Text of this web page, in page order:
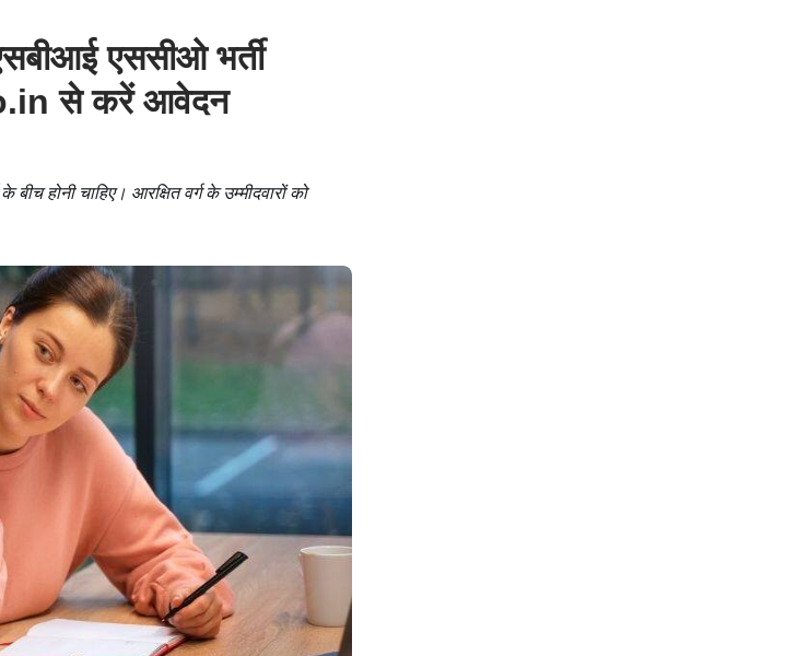
एससीओ भर्ती
से करें आवेदन
होनी चाहिए। आरक्षित वर्ग के उम्मीदवारों को